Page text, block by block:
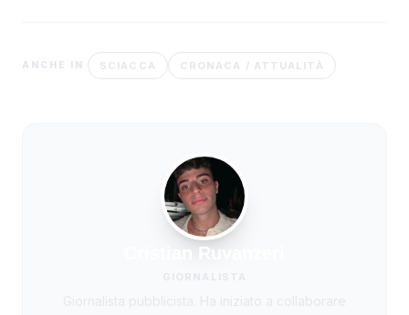
ANCHE IN SCIACCA CRONACA / ATTUALITÀ
Cristian Ruvanzeri